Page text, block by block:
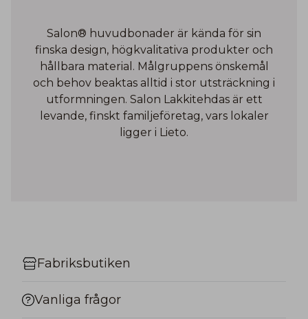
Salon® huvudbonader är kända för sin
finska design, högkvalitativa produkter och
hållbara material. Målgruppens önskemål
och behov beaktas alltid i stor utsträckning i
utformningen. Salon Lakkitehdas är ett
levande, finskt familjeföretag, vars lokaler
ligger i Lieto.
Fabriksbutiken
Vanliga frågor